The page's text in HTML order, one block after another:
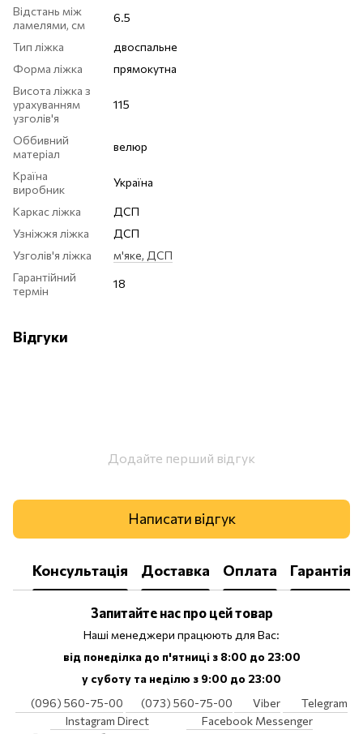
Відстань між
ламелями, см
6.5
Тип ліжка
двоспальне
Форма ліжка
прямокутна
Висота ліжка з
урахуванням
узголів'я
115
Оббивний
матеріал
велюр
Країна
виробник
Україна
Каркас ліжка
ДСП
Узніжжя ліжка
ДСП
Узголів'я ліжка
м'яке, ДСП
Гарантійний
термін
18
Відгуки
Додайте перший відгук
Написати відгук
Консультація Доставка Оплата Гарантія
Запитайте нас про цей товар
Наші менеджери працюють для Вас:
від понеділка до п'ятниці з 8:00 до 23:00
у суботу та неділю з 9:00 до 23:00
(096) 560-75-00
(073) 560-75-00 Viber
Telegram
Instagram Direct
Facebook Messenger